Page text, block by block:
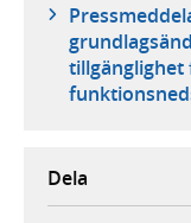
tillgänglighet
Dela